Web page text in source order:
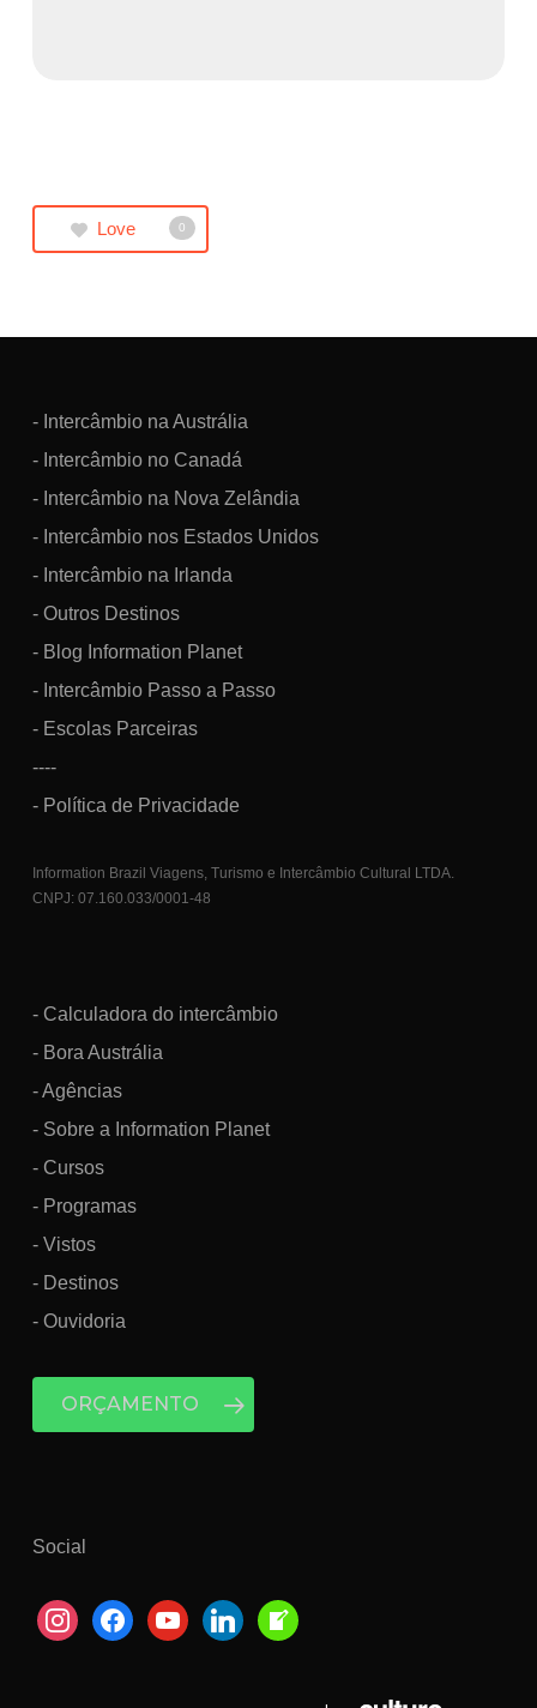
Love 0
- Intercâmbio na Austrália
- Intercâmbio no Canadá
- Intercâmbio na Nova Zelândia
- Intercâmbio nos Estados Unidos
- Intercâmbio na Irlanda
- Outros Destinos
- Blog Information Planet
- Intercâmbio Passo a Passo
- Escolas Parceiras
----
- Política de Privacidade
Information Brazil Viagens, Turismo e Intercâmbio Cultural LTDA.
CNPJ: 07.160.033/0001-48
- Calculadora do intercâmbio
- Bora Austrália
- Agências
- Sobre a Information Planet
- Cursos
- Programas
- Vistos
- Destinos
- Ouvidoria
ORÇAMENTO
Social
instagramfacebookyoutubelinkedinwelcome-